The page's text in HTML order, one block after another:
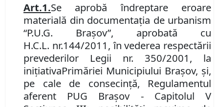
Art.1.Se aprobă îndreptare eroare
materială din documentaţia de urbanism
“P.U.G. Braşov”, aprobată cu
H.C.L. nr.144/2011,în vederea respectării
prevederilor Legii nr. 350/2001, la
iniţiativaPrimăriei Municipiului Braşov, şi,
pe cale de consecinţă, Regulamentul
aferent PUG Braşov - Capitolul V